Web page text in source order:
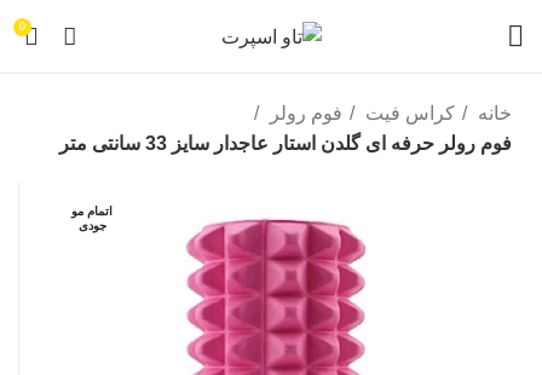
0
خانه کراس فیت
فوم رولر
فوم رولر حرفه ای گلدن استار عاجدار سایز 33 سانتی متر
اتمام مو
جودی